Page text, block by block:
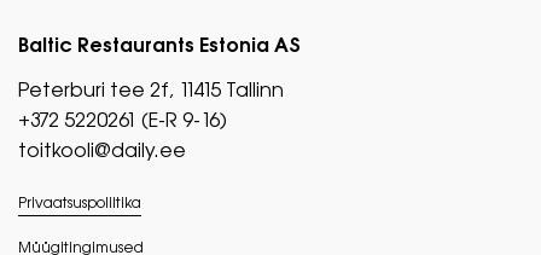
Baltic Restaurants Estonia AS
Peterburi tee 2f, 11415 Tallinn
+372 5220261 (E-R 9-16)
toitkooli@daily.ee
Privaatsuspoliitika
Müügitingimused